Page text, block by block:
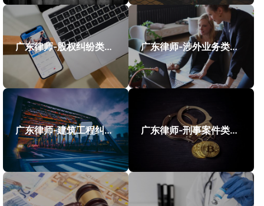
广东律师-股权纠纷类案件案例 广东律师-涉外业务类案件案例
广东律师-建筑工程纠纷类案件案例 广东律师-刑事案件类案例